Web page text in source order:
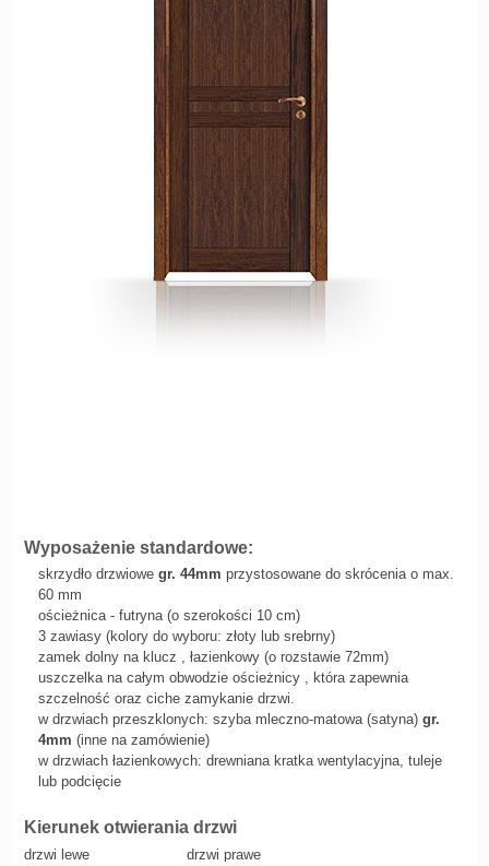
Wyposażenie standardowe:
skrzydło drzwiowe gr. 44mm przystosowane do skrócenia o max.
60 mm
ościeżnica - futryna (o szerokości 10 cm)
3 zawiasy (kolory do wyboru: złoty lub srebrny)
zamek dolny na klucz , łazienkowy (o rozstawie 72mm)
uszczelka na całym obwodzie ościeżnicy , która zapewnia
szczelność oraz ciche zamykanie drzwi.
w drzwiach przeszklonych: szyba mleczno-matowa (satyna) gr.
4mm (inne na zamówienie)
w drzwiach łazienkowych: drewniana kratka wentylacyjna, tuleje
lub podcięcie
Kierunek otwierania drzwi
drzwi lewe drzwi prawe